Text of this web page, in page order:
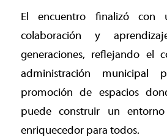
El encuentro finalizó con
colaboración y
generaciones, reflejando el
administración municipal
promoción de espacios
puede construir un
enriquecedor para todos.